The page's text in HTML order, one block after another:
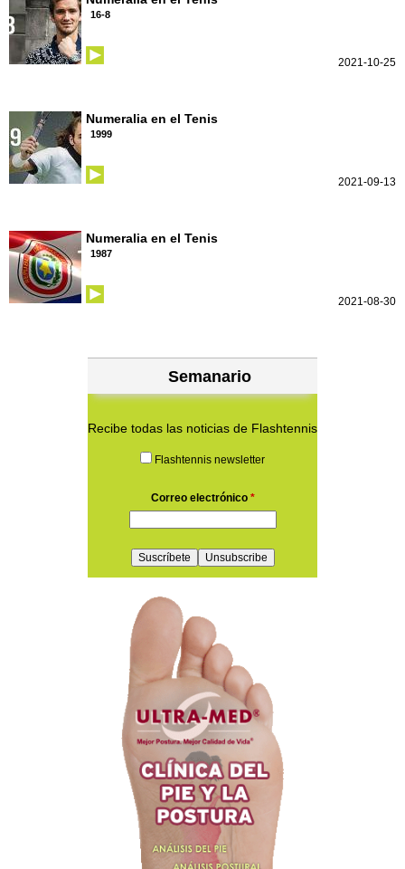
16-8
2021-10-25
Numeralia en el Tenis
1999
2021-09-13
Numeralia en el Tenis
1987
2021-08-30
Semanario
Recibe todas las noticias de Flashtennis
Flashtennis newsletter
Correo electrónico *